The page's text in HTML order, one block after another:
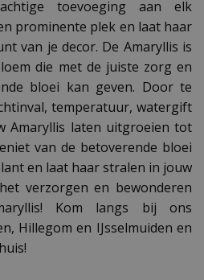
toevoeging aan elk
prominente plek en laat haar
van je decor. De Amaryllis is
die met de juiste zorg en
bloei kan geven. Door te
temperatuur, watergift
Amaryllis laten uitgroeien tot
van de betoverende bloei
en laat haar stralen in jouw
verzorgen en bewonderen
Kom langs bij ons
Hillegom en IJsselmuiden en